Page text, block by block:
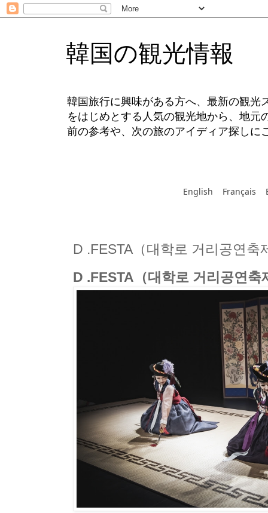
韓国の観光情報
韓国旅行に興味がある方へ、最新の観光
をはじめとする人気の観光地から、地
前の参考や、次の旅のアイディア探しに
English Français
D .FESTA（대학로 거리공연축
D .FESTA（대학로 거리공연축